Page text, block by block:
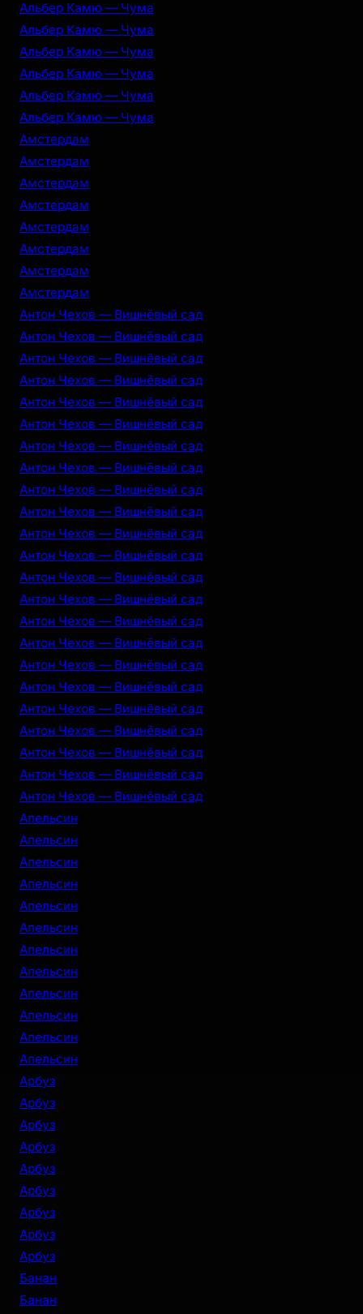
Альбер Камю — Чума
Альбер Камю — Чума
Альбер Камю — Чума
Альбер Камю — Чума
Альбер Камю — Чума
Альбер Камю — Чума
Амстердам
Амстердам
Амстердам
Амстердам
Амстердам
Амстердам
Амстердам
Амстердам
Антон Чехов — Вишнёвый сад
Антон Чехов — Вишнёвый сад
Антон Чехов — Вишнёвый сад
Антон Чехов — Вишнёвый сад
Антон Чехов — Вишнёвый сад
Антон Чехов — Вишнёвый сад
Антон Чехов — Вишнёвый сад
Антон Чехов — Вишнёвый сад
Антон Чехов — Вишнёвый сад
Антон Чехов — Вишнёвый сад
Антон Чехов — Вишнёвый сад
Антон Чехов — Вишнёвый сад
Антон Чехов — Вишнёвый сад
Антон Чехов — Вишнёвый сад
Антон Чехов — Вишнёвый сад
Антон Чехов — Вишнёвый сад
Антон Чехов — Вишнёвый сад
Антон Чехов — Вишнёвый сад
Антон Чехов — Вишнёвый сад
Антон Чехов — Вишнёвый сад
Антон Чехов — Вишнёвый сад
Антон Чехов — Вишнёвый сад
Антон Чехов — Вишнёвый сад
Апельсин
Апельсин
Апельсин
Апельсин
Апельсин
Апельсин
Апельсин
Апельсин
Апельсин
Апельсин
Апельсин
Апельсин
Арбуз
Арбуз
Арбуз
Арбуз
Арбуз
Арбуз
Арбуз
Арбуз
Арбуз
Банан
Банан